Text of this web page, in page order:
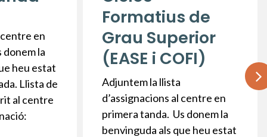
centre en
donem la
heu estat
Llista de
al centre
Formatius de
Grau Superior
(EASE i COFI)
Adjuntem la llista
d’assignacions al centre en
primera tanda. Us donem la
benvinguda als que heu estat